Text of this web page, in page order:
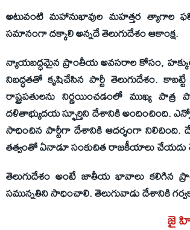
అటువంటి మహానుభావుల మహత్తర త్యాగాల
సమానంగా దక్కాలి అన్నదే తెలుగుదేశం ఆకాంక్ష.
న్యాయబద్ధమైన ప్రాంతీయ అవసరాల కోసం,
నిబద్ధతతో కృషిచేసిన పార్టీ తెలుగుదేశం.
రాష్ట్రపతులను నిర్ణయించడంలో ముఖ్య
దళితాభ్యుదయ స్ఫూర్తిని దేశానికి అందించింది.
సాధించిన పార్టీగా దేశానికి ఆదర్శంగా నిలిచింది.
తత్వంతో ఏనాడూ సంకుచిత రాజకీయాలు చేయదు
తెలుగుదేశం అంటే జాతీయ భావాలు కలిగిన
సమున్నతిని సాధించాలి. తెలుగువాడు దేశానికి
జై